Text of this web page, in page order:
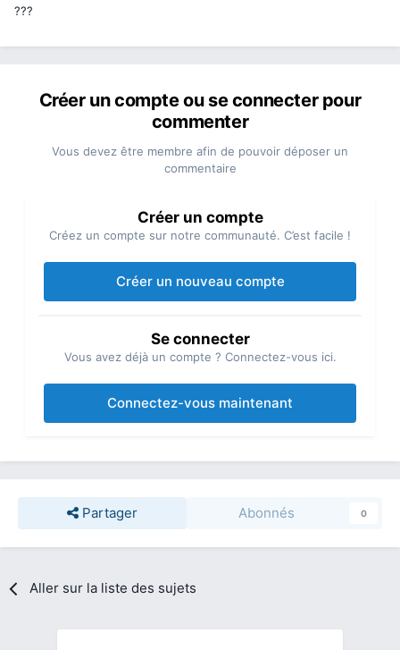
???
Créer un compte ou se connecter pour
commenter
Vous devez être membre afin de pouvoir déposer un
commentaire
Créer un compte
Créez un compte sur notre communauté. C’est facile !
Créer un nouveau compte
Se connecter
Vous avez déjà un compte ? Connectez-vous ici.
Connectez-vous maintenant
Partager Abonnés 0
Aller sur la liste des sujets